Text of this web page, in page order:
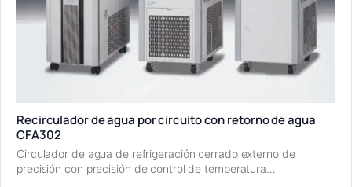
Recirculador de agua por circuito con retorno de agua
CFA302
Circulador de agua de refrigeración cerrado externo de
precisión con precisión de control de temperatura…